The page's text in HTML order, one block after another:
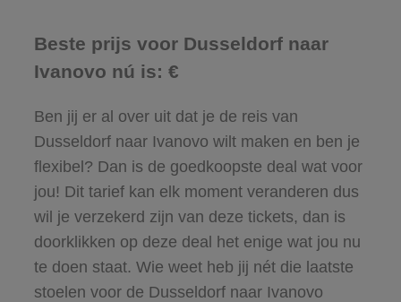
Beste prijs voor Dusseldorf naar
Ivanovo nú is: €
Ben jij er al over uit dat je de reis van
Dusseldorf naar Ivanovo wilt maken en ben je
flexibel? Dan is de goedkoopste deal wat voor
jou! Dit tarief kan elk moment veranderen dus
wil je verzekerd zijn van deze tickets, dan is
doorklikken op deze deal het enige wat jou nu
te doen staat. Wie weet heb jij nét die laatste
stoelen voor de Dusseldorf naar Ivanovo